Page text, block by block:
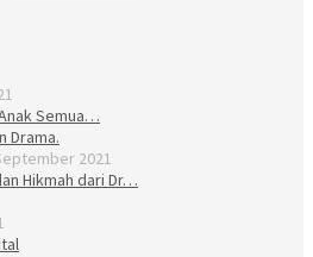
Semua…
2021
Hikmah dari Dr…